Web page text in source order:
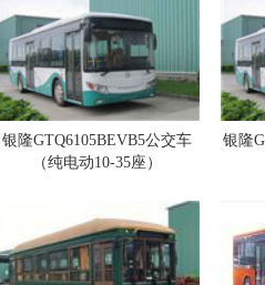
银隆GTQ6105BEVB5公交车
（纯电动10-35座）
银隆